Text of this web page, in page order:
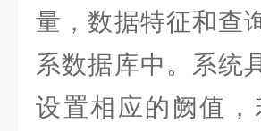
量，数据特征和查
系数据库中。系统
设置相应的阙值